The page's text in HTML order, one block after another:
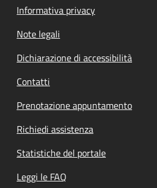
Informativa privacy
Note legali
Dichiarazione di accessibilità
Contatti
Prenotazione appuntamento
Richiedi assistenza
Statistiche del portale
Leggi le FAQ